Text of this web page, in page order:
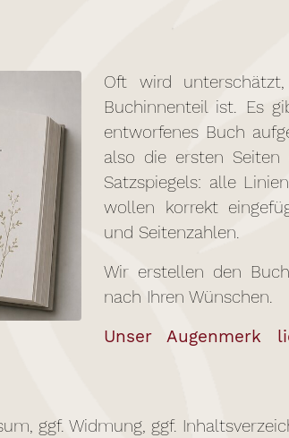
Oft wird
Buchinnenteil ist. Es
entworfenes Buch
also die ersten Seiten
Satzspiegels: alle
wollen korrekt
und Seitenzahlen.
Wir erstellen den
nach Ihren Wünschen.
Unser Augenmerk
ggf. Widmung, ggf.